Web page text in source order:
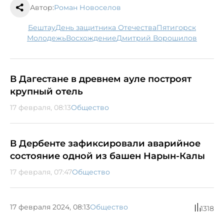
Автор:Роман Новоселов
Бештау День защитника Отечества
Пятигорск
молодежь восхождение Дмитрий Ворошилов
В Дагестане в древнем ауле построят
крупный отель
17 февраля, 08:13Общество
В Дербенте зафиксировали аварийное
состояние одной из башен Нарын-Калы
17 февраля, 07:47Общество
17 февраля 2024, 08:13Общество 1318